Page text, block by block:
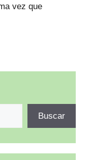
vez que
Buscar